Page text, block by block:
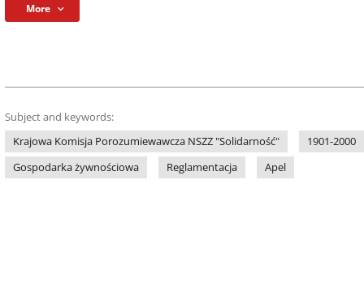
More
Subject and keywords:
Krajowa Komisja Porozumiewawcza NSZZ "Solidarność"
1901-2000
Gospodarka żywnościowa
Reglamentacja Apel